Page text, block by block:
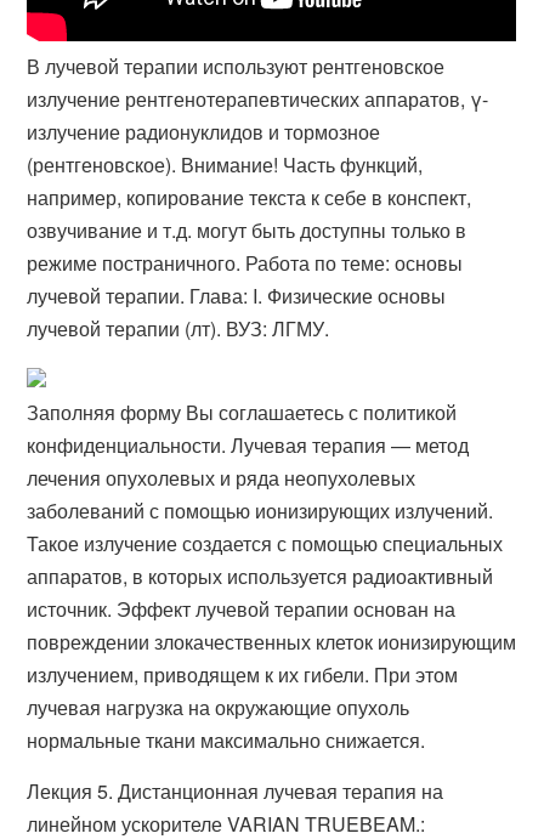
В лучевой терапии используют рентгеновское
излучение рентгенотерапевтических аппаратов, γ-
излучение радионуклидов и тормозное
(рентгеновское). Внимание! Часть функций,
например, копирование текста к себе в конспект,
озвучивание и т.д. могут быть доступны только в
режиме постраничного. Работа по теме: основы
лучевой терапии. Глава: I. Физические основы
лучевой терапии (лт). ВУЗ: ЛГМУ.
Заполняя форму Вы соглашаетесь с политикой
конфиденциальности. Лучевая терапия — метод
лечения опухолевых и ряда неопухолевых
заболеваний с помощью ионизирующих излучений.
Такое излучение создается с помощью специальных
аппаратов, в которых используется радиоактивный
источник. Эффект лучевой терапии основан на
повреждении злокачественных клеток ионизирующим
излучением, приводящем к их гибели. При этом
лучевая нагрузка на окружающие опухоль
нормальные ткани максимально снижается.
Лекция 5. Дистанционная лучевая терапия на
линейном ускорителе VARIAN TRUEBEAM.: